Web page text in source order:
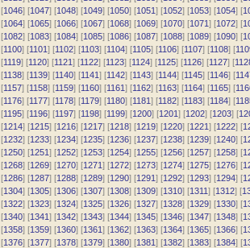
[1046] [1047] [1048] [1049] [1050] [1051] [1052] [1053] [1054] [
[1064] [1065] [1066] [1067] [1068] [1069] [1070] [1071] [1072] [
[1082] [1083] [1084] [1085] [1086] [1087] [1088] [1089] [1090] [
[1100] [1101] [1102] [1103] [1104] [1105] [1106] [1107] [1108] [
[1119] [1120] [1121] [1122] [1123] [1124] [1125] [1126] [1127] [
[1138] [1139] [1140] [1141] [1142] [1143] [1144] [1145] [1146] [
[1157] [1158] [1159] [1160] [1161] [1162] [1163] [1164] [1165] [
[1176] [1177] [1178] [1179] [1180] [1181] [1182] [1183] [1184] [
[1195] [1196] [1197] [1198] [1199] [1200] [1201] [1202] [1203] [
[1214] [1215] [1216] [1217] [1218] [1219] [1220] [1221] [1222] [
[1232] [1233] [1234] [1235] [1236] [1237] [1238] [1239] [1240] [
[1250] [1251] [1252] [1253] [1254] [1255] [1256] [1257] [1258] [
[1268] [1269] [1270] [1271] [1272] [1273] [1274] [1275] [1276] [
[1286] [1287] [1288] [1289] [1290] [1291] [1292] [1293] [1294] [
[1304] [1305] [1306] [1307] [1308] [1309] [1310] [1311] [1312] [
[1322] [1323] [1324] [1325] [1326] [1327] [1328] [1329] [1330] [
[1340] [1341] [1342] [1343] [1344] [1345] [1346] [1347] [1348] [
[1358] [1359] [1360] [1361] [1362] [1363] [1364] [1365] [1366] [
[1376] [1377] [1378] [1379] [1380] [1381] [1382] [1383] [1384] [